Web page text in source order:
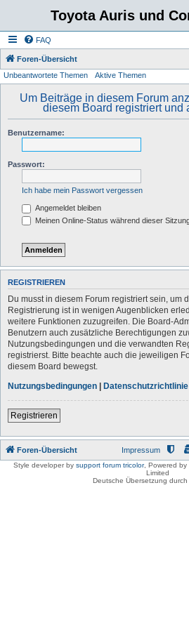
Toyota Auris und
FAQ
Foren-Übersicht
Unbeantwortete Themen Aktive Themen
Um Beiträge in diesem Forum
diesem Board registriert und
Benutzername:
Passwort:
Ich habe mein Passwort vergessen
Angemeldet bleiben
Meinen Online-Status während dieser
REGISTRIEREN
Du musst in diesem Forum registriert sein, um
Registrierung ist in wenigen Augenblicken
weitere Funktionen zuzugreifen. Die Board-
Benutzern auch zusätzliche Berechtigungen
Nutzungsbedingungen und die verwandten
registrierst. Bitte beachte auch die jeweiligen
diesem Board bewegst.
Nutzungsbedingungen | Datenschutzrichtlinie
Registrieren
Foren-Übersicht Impressum
Style developer by support forum tricolor, Powered by
Limited
Deutsche Übersetzung durch